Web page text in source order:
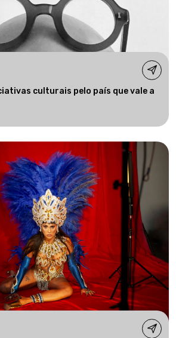
culturais pelo país que vale a